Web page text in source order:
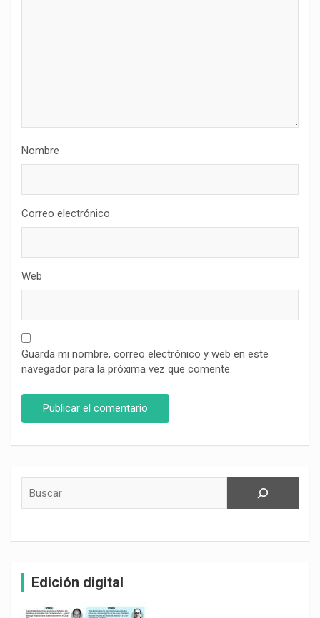
Nombre
Correo electrónico
Web
Guarda mi nombre, correo electrónico y web en este
navegador para la próxima vez que comente.
Edición digital